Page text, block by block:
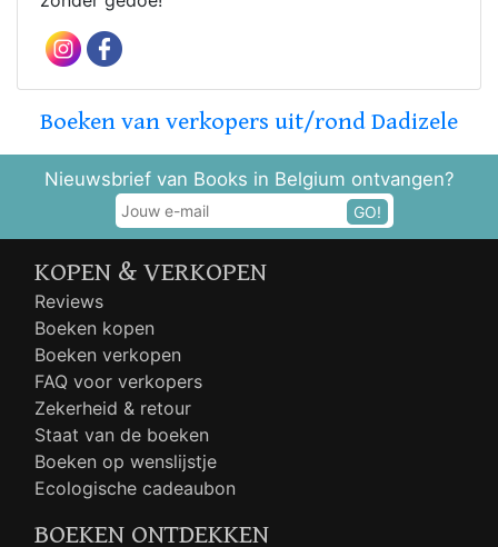
Boeken van verkopers uit/rond Dadizele
Nieuwsbrief van Books in Belgium ontvangen?
GO!
KOPEN & VERKOPEN
Reviews
Boeken kopen
Boeken verkopen
FAQ voor verkopers
Zekerheid & retour
Staat van de boeken
Boeken op wenslijstje
Ecologische cadeaubon
BOEKEN ONTDEKKEN